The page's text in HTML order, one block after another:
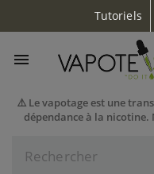
Tutoriels
⚠️ Le vapotage est une
dépendance à la nicotine.
